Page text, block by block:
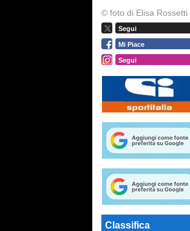
© foto di Elisa Rossetti
Segui
Mi Piace
Segui
Classifica